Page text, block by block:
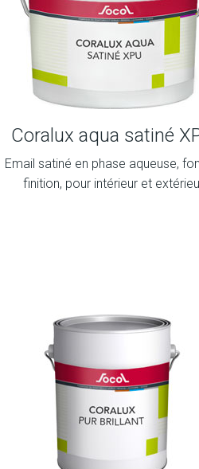
Coralux aqua satiné
Email satiné en phase aqueuse,
finition, pour intérieur et